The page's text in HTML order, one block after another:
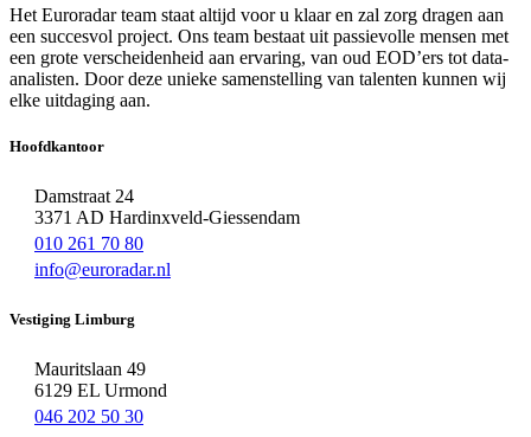
Het Euroradar team staat altijd voor u klaar en zal zorg dragen aan
een succesvol project. Ons team bestaat uit passievolle mensen met
een grote verscheidenheid aan ervaring, van oud EOD’ers tot data-
analisten. Door deze unieke samenstelling van talenten kunnen wij
elke uitdaging aan.
Hoofdkantoor
Damstraat 24
3371 AD Hardinxveld-Giessendam
010 261 70 80
info@euroradar.nl
Vestiging Limburg
Mauritslaan 49
6129 EL Urmond
046 202 50 30